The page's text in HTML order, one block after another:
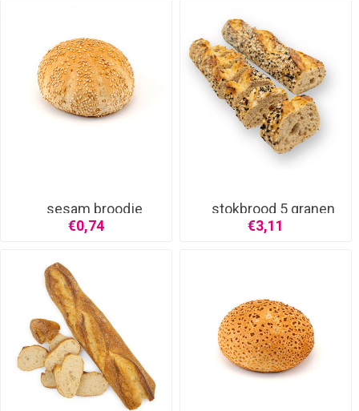
sesam broodje
€0,74
stokbrood 5 granen
€3,11